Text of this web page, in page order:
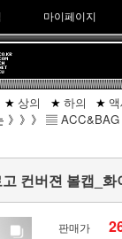
마이페이지
상의 하의
》》》 ▤ ACC&BAG
컨버젼 볼캡_화
판매가